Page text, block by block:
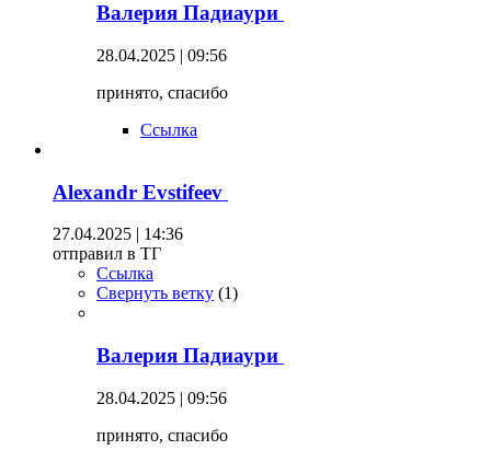
Валерия Падиаури
28.04.2025 | 09:56
принято, спасибо
Ссылка
Alexandr Evstifeev
27.04.2025 | 14:36
отправил в ТГ
Ссылка
Свернуть ветку (1)
Валерия Падиаури
28.04.2025 | 09:56
принято, спасибо